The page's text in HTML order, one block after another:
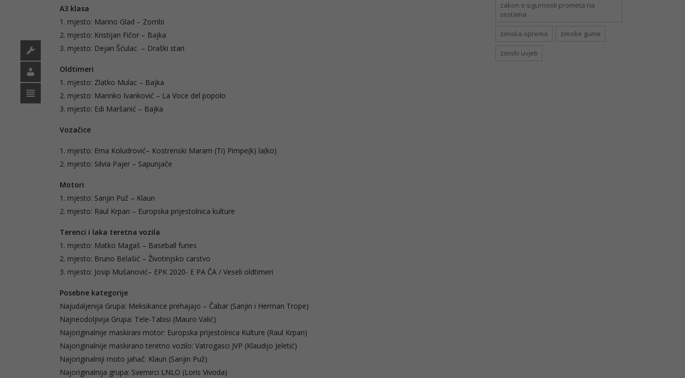
A3 klasa
1. mjesto: Marino Glad – Zombi
2. mjesto: Kristijan Fičor – Bajka
3. mjesto: Dejan Šćulac – Draški stari
Oldtimeri
1. mjesto: Zlatko Mulac – Bajka
2. mjesto: Marinko Ivanković – La Voce del popolo
3. mjesto: Edi Maršanić – Bajka
Vozačice
1. mjesto: Ema Koludrović– Kostrenski Maram (Ti) Pimpe(k) la(ko)
2. mjesto: Silvia Pajer – Sapunjače
Motori
1. mjesto: Sanjin Puž – Klaun
2. mjesto: Raul Krpan – Europska prijestolnica kulture
Terenci i laka teretna vozila
1. mjesto: Matko Magaš – Baseball furies
2. mjesto: Bruno Belašić – Životinjsko carstvo
3. mjesto: Josip Mušanović– EPK 2020- E PA ČA / Veseli oldtimeri
Posebne kategorije
Najudaljenija Grupa: Meksikance prehajajo – Čabar (Sanjin i Herman Trope)
Najneodoljivija Grupa: Tele-Tabisi (Mauro Valić)
Najoriginalnije maskirani motor: Europska prijestolnica Kulture (Raul Krpan)
Najoriginalnije maskirano teretno vozilo: Vatrogasci JVP (Klaudijo Jeletić)
Najoriginalniji moto jahač: Klaun (Sanjin Puž)
Najoriginalnija grupa: Svemirci LNLO (Loris Vivoda)
zakon o sigurnosti prometa na
cestama
zimska oprema zimske gume
zimski uvjeti